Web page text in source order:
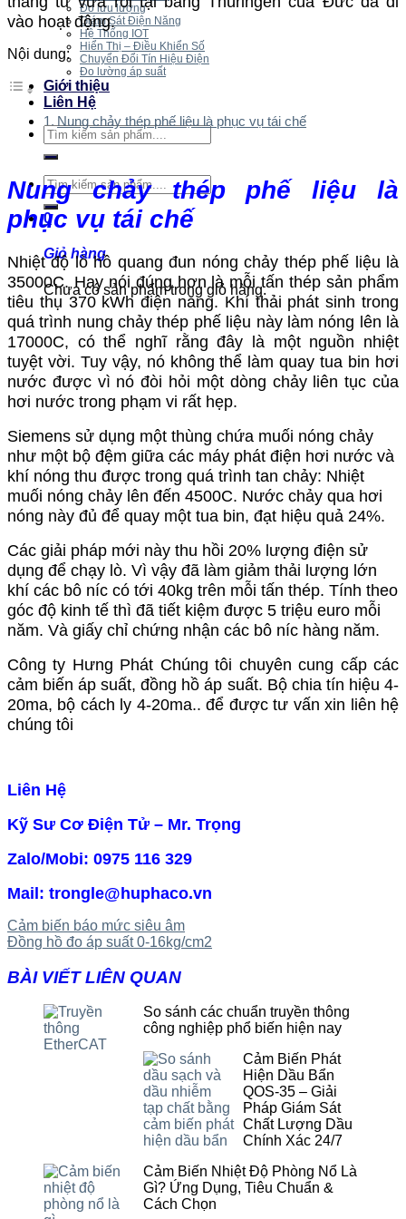
Đo lưu lượng
Giám Sát Điện Năng
Hệ Thống IOT
Hiển Thị – Điều Khiển Số
Chuyển Đổi Tín Hiệu Điện
Đo lường áp suất
Giới thiệu
Liên Hệ
Tìm
kiếm:
Tìm
kiếm:
0
Giỏ hàng
Chưa có sản phẩm trong giỏ hàng.
vào hoạt động.
Nội dung:
Nung chảy thép phế liệu là phục vụ tái chế
Nung chảy thép phế liệu là
phục vụ tái chế
Nhiệt độ lò hồ quang đun nóng chảy thép phế liệu là
35000C. Hay nói đúng hơn là mỗi tấn thép sản phẩm
tiêu thụ 370 kWh điện năng. Khí thải phát sinh trong
quá trình nung chảy thép phế liệu này làm nóng lên là
17000C, có thể nghĩ rằng đây là một nguồn nhiệt
tuyệt vời. Tuy vậy, nó không thể làm quay tua bin hơi
nước được vì nó đòi hỏi một dòng chảy liên tục của
hơi nước trong phạm vi rất hẹp.
Siemens sử dụng một thùng chứa muối nóng chảy
như một bộ đệm giữa các máy phát điện hơi nước và
khí nóng thu được trong quá trình tan chảy: Nhiệt
muối nóng chảy lên đến 4500C. Nước chảy qua hơi
nóng này đủ để quay một tua bin, đạt hiệu quả 24%.
Các giải pháp mới này thu hồi 20% lượng điện sử
dụng để chạy lò. Vì vậy đã làm giảm thải lượng lớn
khí các bô níc có tới 40kg trên mỗi tấn thép. Tính theo
góc độ kinh tế thì đã tiết kiệm được 5 triệu euro mỗi
năm. Và giấy chỉ chứng nhận các bô níc hàng năm.
Công ty Hưng Phát Chúng tôi chuyên cung cấp các
cảm biến áp suất, đồng hồ áp suất. Bộ chia tín hiệu 4-
20ma, bộ cách ly 4-20ma.. để được tư vấn xin liên hệ
chúng tôi
Liên Hệ
Kỹ Sư Cơ Điện Tử – Mr. Trọng
Zalo/Mobi: 0975 116 329
Mail: trongle@huphaco.vn
Cảm biến báo mức siêu âm
Đồng hồ đo áp suất 0-16kg/cm2
BÀI VIẾT LIÊN QUAN
So sánh các chuẩn truyền thông
công nghiệp phổ biến hiện nay
Cảm Biến Phát
Hiện Dầu Bẩn
QOS-35 – Giải
Pháp Giám Sát
Chất Lượng Dầu
Chính Xác 24/7
Cảm Biến Nhiệt Độ Phòng Nổ Là
Gì? Ứng Dụng, Tiêu Chuẩn &
Cách Chọn